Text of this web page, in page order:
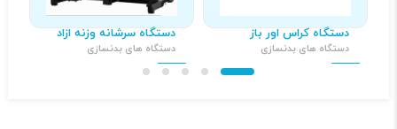
دستگاه کراس اور باز
دستگاه های بدنسازی
دستگاه سرشانه وزنه ازاد
دستگاه های بدنسازی